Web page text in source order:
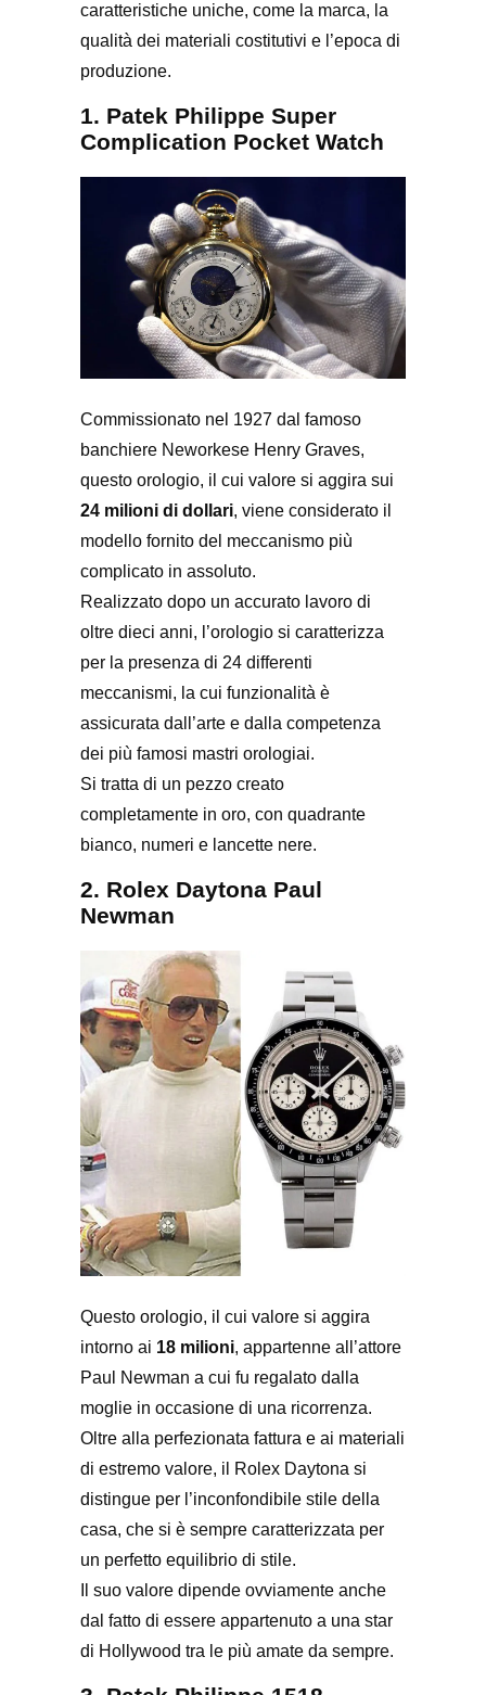
caratteristiche uniche, come la marca, la
qualità dei materiali costitutivi e l’epoca di
produzione.
1. Patek Philippe Super
Complication Pocket Watch
Commissionato nel 1927 dal famoso
banchiere Neworkese Henry Graves,
questo orologio, il cui valore si aggira sui
24 milioni di dollari, viene considerato il
modello fornito del meccanismo più
complicato in assoluto.
Realizzato dopo un accurato lavoro di
oltre dieci anni, l’orologio si caratterizza
per la presenza di 24 differenti
meccanismi, la cui funzionalità è
assicurata dall’arte e dalla competenza
dei più famosi mastri orologiai.
Si tratta di un pezzo creato
completamente in oro, con quadrante
bianco, numeri e lancette nere.
2. Rolex Daytona Paul
Newman
Questo orologio, il cui valore si aggira
intorno ai 18 milioni, appartenne all’attore
Paul Newman a cui fu regalato dalla
moglie in occasione di una ricorrenza.
Oltre alla perfezionata fattura e ai materiali
di estremo valore, il Rolex Daytona si
distingue per l’inconfondibile stile della
casa, che si è sempre caratterizzata per
un perfetto equilibrio di stile.
Il suo valore dipende ovviamente anche
dal fatto di essere appartenuto a una star
di Hollywood tra le più amate da sempre.